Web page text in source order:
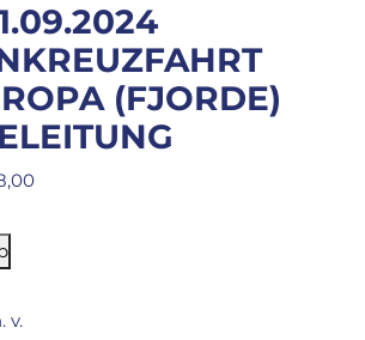
(FJORDE)
v.